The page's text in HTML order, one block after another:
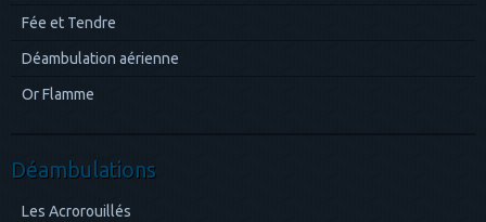
Fée et Tendre
Déambulation aérienne
Or Flamme
Déambulations
Les Acrorouillés